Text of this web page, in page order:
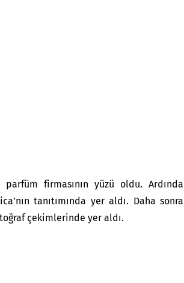
firmasının yüzü oldu. Ardında
tanıtımında yer aldı. Daha sonra
çekimlerinde yer aldı.